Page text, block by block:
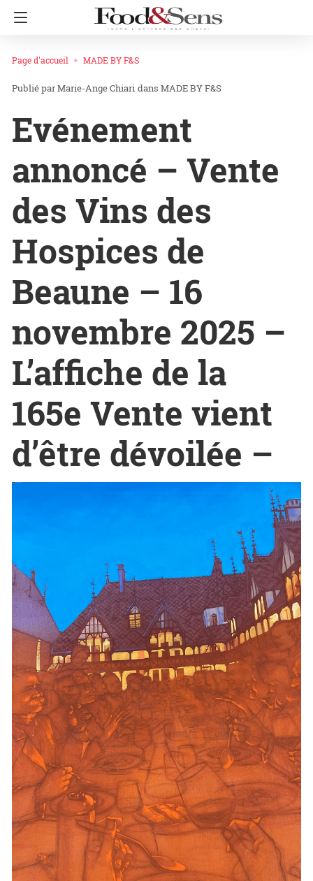
Page d'accueil MADE BY F&S
Marie-Ange Chiari dans MADE BY F&S
Evénement
annoncé – Vente
des Vins des
Hospices de
Beaune – 16
novembre 2025 –
L’affiche de la
165e Vente vient
d’être dévoilée –